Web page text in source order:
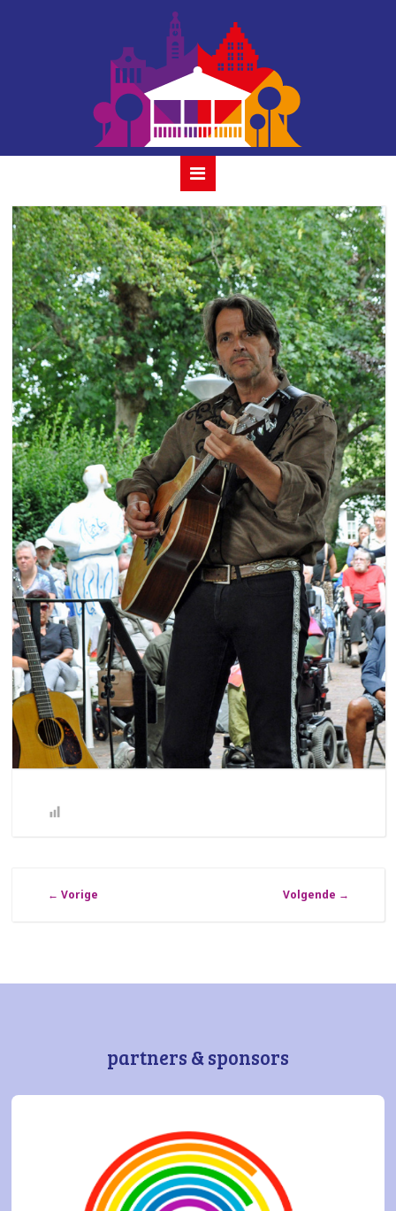
23 joris linssen 10
juli 2022 gouda
← Vorige Volgende →
partners & sponsors